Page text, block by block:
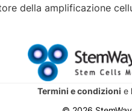
della amplificazione
Termini e condizioni e